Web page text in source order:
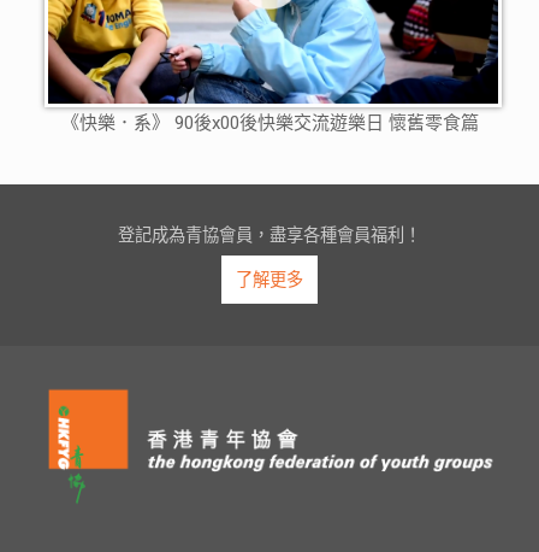
《快樂．系》 90後x00後快樂交流遊樂日 懷舊零食篇
登記成為青協會員，盡享各種會員福利！
了解更多